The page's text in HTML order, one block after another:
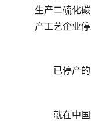
生产二硫化
产工艺企业
已停产的
就在中国